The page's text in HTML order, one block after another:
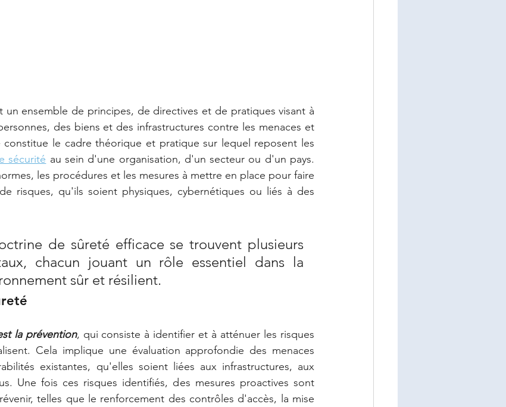
un ensemble de principes, de directives et de pratiques visant à
des biens et des infrastructures contre les menaces et
sécurité au sein d'une organisation, d'un secteur ou d'un pays.
les procédures et les mesures à mettre en place pour faire
risques, qu'ils soient physiques, cybernétiques ou liés à des
de sûreté efficace se trouvent plusieurs
chacun jouant un rôle essentiel dans la
sûr et résilient.
la prévention, qui consiste à identifier et à atténuer les risques
Cela implique une évaluation approfondie des menaces
existantes, qu'elles soient liées aux infrastructures, aux
Une fois ces risques identifiés, des mesures proactives sont
telles que le renforcement des contrôles d'accès, la mise